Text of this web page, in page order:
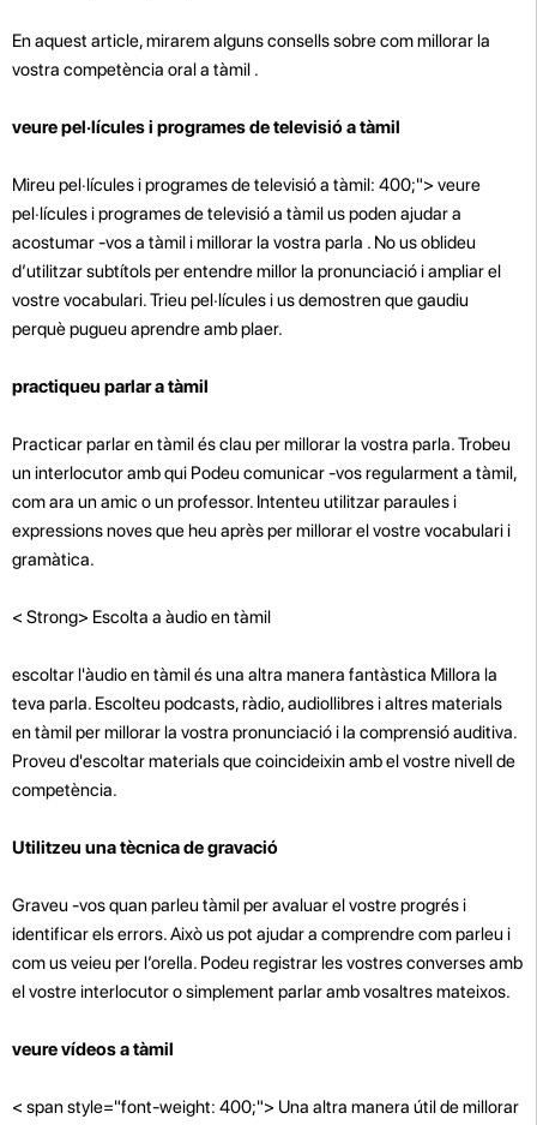
En aquest article, mirarem alguns consells sobre com millorar la
vostra competència oral a tàmil .
veure pel·lícules i programes de televisió a tàmil
Mireu pel·lícules i programes de televisió a tàmil: 400;"> veure
pel·lícules i programes de televisió a tàmil us poden ajudar a
acostumar -vos a tàmil i millorar la vostra parla . No us oblideu
d’utilitzar subtítols per entendre millor la pronunciació i ampliar el
vostre vocabulari. Trieu pel·lícules i us demostren que gaudiu
perquè pugueu aprendre amb plaer.
practiqueu parlar a tàmil
Practicar parlar en tàmil és clau per millorar la vostra parla. Trobeu
un interlocutor amb qui Podeu comunicar -vos regularment a tàmil,
com ara un amic o un professor. Intenteu utilitzar paraules i
expressions noves que heu après per millorar el vostre vocabulari i
gramàtica.
< Strong> Escolta a àudio en tàmil
escoltar l'àudio en tàmil és una altra manera fantàstica Millora la
teva parla. Escolteu podcasts, ràdio, audiollibres i altres materials
en tàmil per millorar la vostra pronunciació i la comprensió auditiva.
Proveu d'escoltar materials que coincideixin amb el vostre nivell de
competència.
Utilitzeu una tècnica de gravació
Graveu -vos quan parleu tàmil per avaluar el vostre progrés i
identificar els errors. Això us pot ajudar a comprendre com parleu i
com us veieu per l’orella. Podeu registrar les vostres converses amb
el vostre interlocutor o simplement parlar amb vosaltres mateixos.
veure vídeos a tàmil
< span style="font-weight: 400;"> Una altra manera útil de millorar